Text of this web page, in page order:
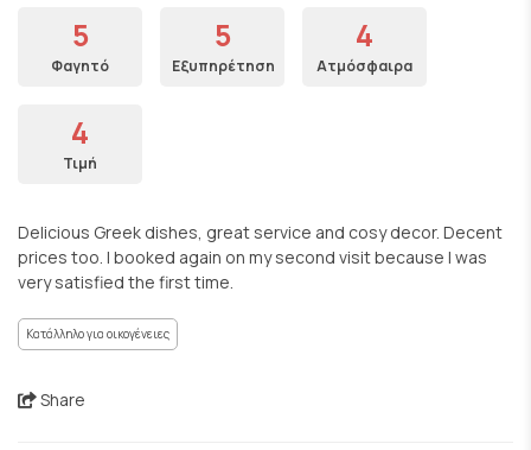
5
Φαγητό
5
Εξυπηρέτηση
4
Ατμόσφαιρα
4
Τιμή
Delicious Greek dishes, great service and cosy decor. Decent
prices too. I booked again on my second visit because I was
very satisfied the first time.
Κατάλληλο για οικογένειες
Share